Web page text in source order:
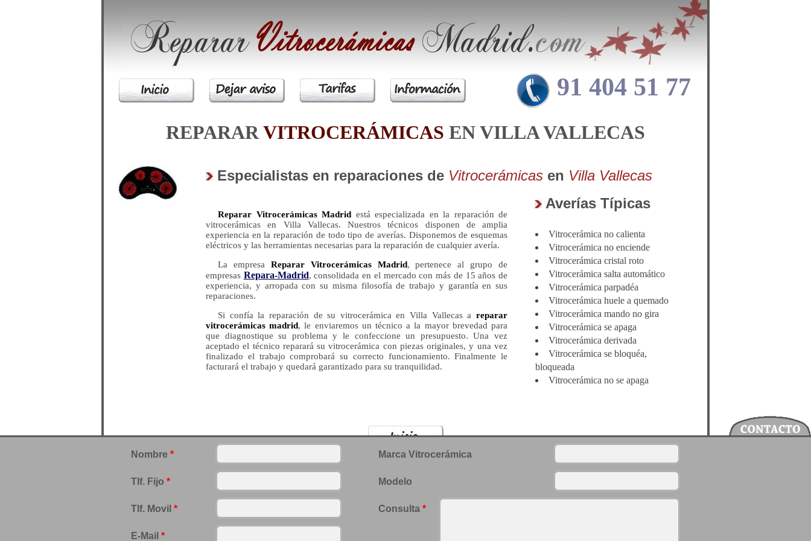
91 404 51 77
REPARARVITROCERÁMICAS EN VILLA VALLECAS
Especialistas en reparaciones de Vitrocerámicas en Villa Vallecas
Reparar Vitrocerámicas Madrid está especializada en la reparación de
vitrocerámicas en Villa Vallecas. Nuestros técnicos disponen de amplia
experiencia en la reparación de todo tipo de averías. Disponemos de esquemas
eléctricos y las herramientas necesarias para la reparación de cualquier avería.
La empresa Reparar Vitrocerámicas Madrid, pertenece al grupo de
empresas Repara-Madrid, consolidada en el mercado con más de 15 años de
experiencia, y arropada con su misma filosofía de trabajo y garantía en sus
reparaciones.
Si confía la reparación de su vitrocerámica en Villa Vallecas a reparar
vitrocerámicas madrid, le enviaremos un técnico a la mayor brevedad para
que diagnostique su problema y le confeccione un presupuesto. Una vez
aceptado el técnico reparará su vitrocerámica con piezas originales, y una vez
finalizado el trabajo comprobará su correcto funcionamiento. Finalmente le
facturará el trabajo y quedará garantizado para su tranquilidad.
Averías Típicas
Vitrocerámica no calienta
Vitrocerámica no enciende
Vitrocerámica cristal roto
Vitrocerámica salta automático
Vitrocerámica parpadéa
Vitrocerámica huele a quemado
Vitrocerámica mando no gira
Vitrocerámica se apaga
Vitrocerámica derivada
Vitrocerámica se bloquéa,
bloqueada
Vitrocerámica no se apaga
Nombre *
Tlf. Fijo *
Tlf. Movil *
E-Mail *
Marca Vitrocerámica
Modelo
Consulta *